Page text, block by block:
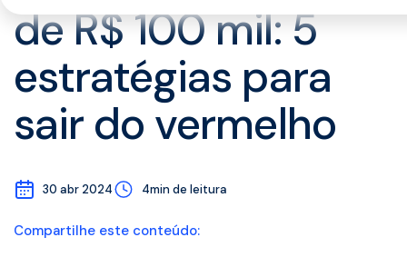
de R$ 100 mil: 5
estratégias para
sair do vermelho
30 abr 2024 4min de leitura
Compartilhe este conteúdo: